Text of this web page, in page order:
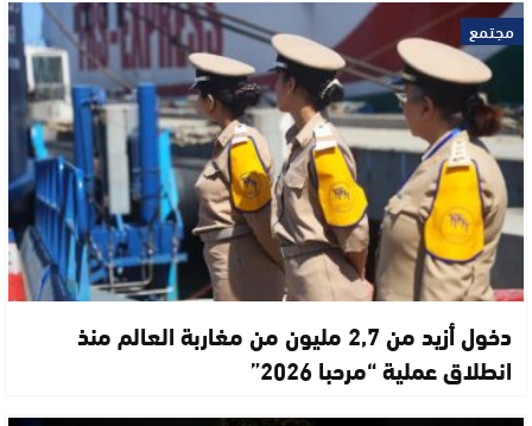
مجتمع
دخول أزيد من 2,7 مليون من مغاربة العالم منذ
انطلاق عملية “مرحبا 2026”